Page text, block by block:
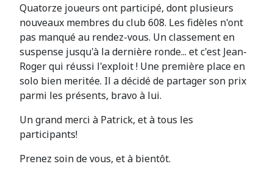
Quatorze joueurs ont participé, dont plusieurs
nouveaux membres du club 608. Les fidèles n'ont
pas manqué au rendez-vous. Un classement en
suspense jusqu'à la dernière ronde... et c'est Jean-
Roger qui réussi l'exploit ! Une première place en
solo bien meritée. Il a décidé de partager son prix
parmi les présents, bravo à lui.
Un grand merci à Patrick, et à tous les
participants!
Prenez soin de vous, et à bientôt.